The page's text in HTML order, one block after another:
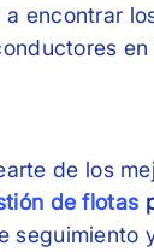
encontrar
de los
de flotas
seguimiento